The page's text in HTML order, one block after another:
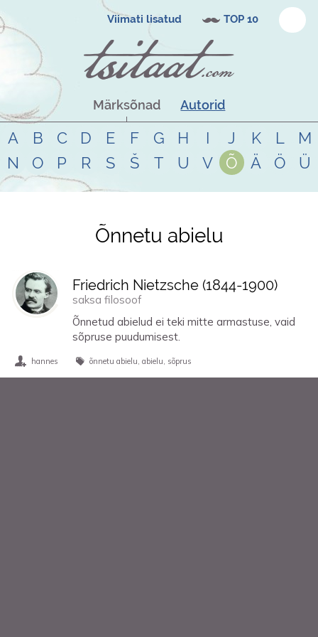
Viimati lisatud TOP 10
Märksõnad Autorid
A B C D E F G H I J K L
M
N
O P R S Š T U V Õ Ä Ö Ü
Tsitaadid teemalõnnetu abielu
Õnnetu abielu
Friedrich Nietzsche (1844-1900)
saksa filosoof
Õnnetud abielud ei teki mitte armastuse, vaid
sõpruse puudumisest.
hannes õnnetu abielu abielu sõprus